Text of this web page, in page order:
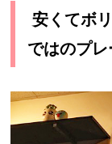
安くてボ
ではのプ